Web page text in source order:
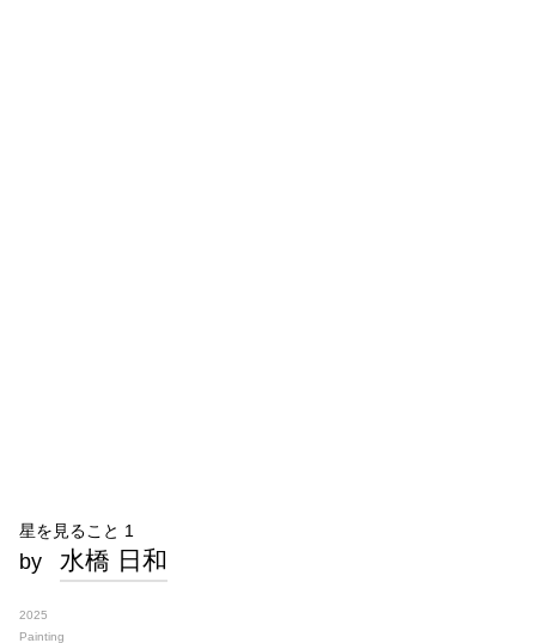
星を見ること 1
by 水橋 日和
2025
Painting